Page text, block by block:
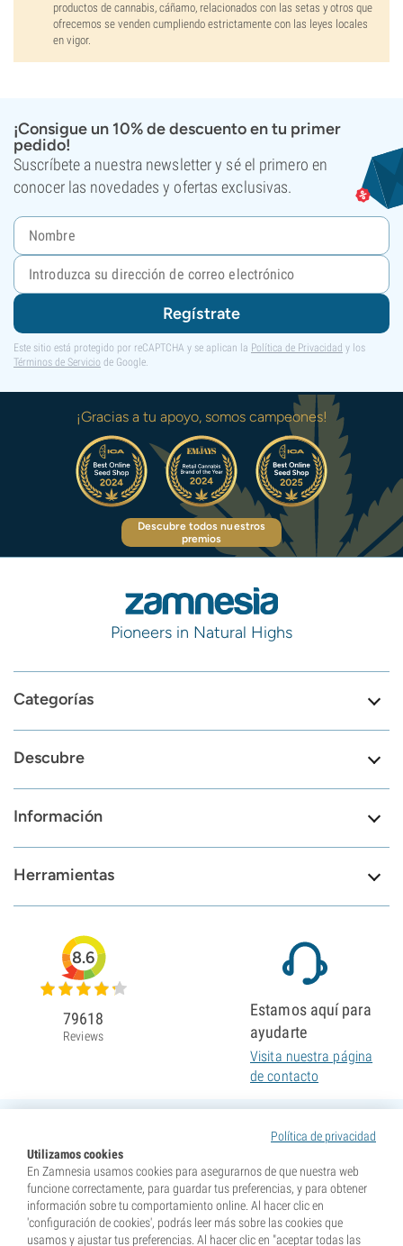
productos de cannabis, cáñamo, relacionados con las setas y otros que
ofrecemos se venden cumpliendo estrictamente con las leyes locales
en vigor.
¡Consigue un 10% de descuento en tu primer
pedido!
Suscríbete a nuestra newsletter y sé el primero en
conocer las novedades y ofertas exclusivas.
Regístrate
Este sitio está protegido por reCAPTCHA y se aplican la Política de Privacidad y los
Términos de Servicio de Google.
¡Gracias a tu apoyo, somos campeones!
Descubre todos nuestros
premios
Pioneers in Natural Highs
Categorías
Descubre
Información
Herramientas
Política de privacidad
Utilizamos cookies
En Zamnesia usamos cookies para asegurarnos de que nuestra web
funcione correctamente, para guardar tus preferencias, y para obtener
información sobre tu comportamiento online. Al hacer clic en
'configuración de cookies', podrás leer más sobre las cookies que
usamos y ajustar tus preferencias. Al hacer clic en "aceptar todas las
8.6
79618
Reviews
Estamos aquí para
ayudarte
Visita nuestra página
de contacto